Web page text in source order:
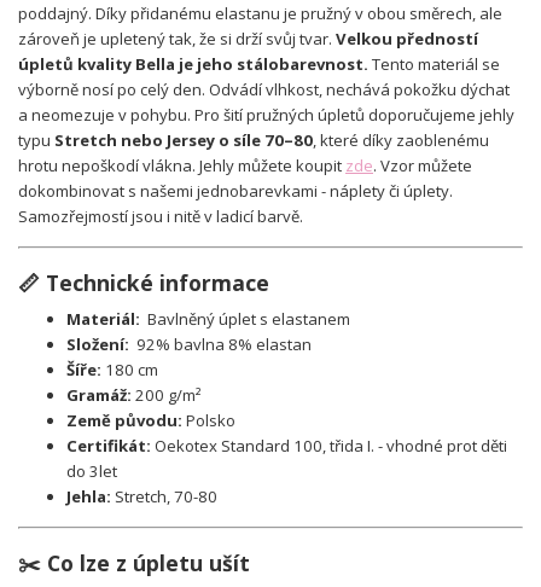
poddajný. Díky přidanému elastanu je pružný v obou směrech, ale
zároveň je upletený tak, že si drží svůj tvar. Velkou předností
úpletů kvality Bella je jeho stálobarevnost. Tento materiál se
výborně nosí po celý den. Odvádí vlhkost, nechává pokožku dýchat
a neomezuje v pohybu. Pro šití pružných úpletů doporučujeme jehly
typu Stretch nebo Jersey o síle 70–80, které díky zaoblenému
hrotu nepoškodí vlákna. Jehly můžete koupit zde. Vzor můžete
dokombinovat s našemi jednobarevkami - náplety či úplety.
Samozřejmostí jsou i nitě v ladicí barvě.
📏 Technické informace
Materiál: Bavlněný úplet s elastanem
Složení: 92% bavlna 8% elastan
Šíře: 180 cm
Gramáž: 200 g/m²
Země původu: Polsko
Certifikát: Oekotex Standard 100, třida I. - vhodné prot děti
do 3let
Jehla: Stretch, 70-80
✂️ Co lze z úpletu ušít